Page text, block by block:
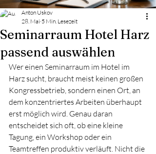
Seminarraum Hotel Harz
passend auswählen
Anton Uskov
28. Mai 5 Min. Lesezeit
Wer einen Seminarraum im Hotel im
Harz sucht, braucht meist keinen großen
Kongressbetrieb, sondern einen Ort, an
dem konzentriertes Arbeiten überhaupt
erst möglich wird. Genau daran
entscheidet sich oft, ob eine kleine
Tagung, ein Workshop oder ein
Teamtreffen produktiv verläuft. Nicht die